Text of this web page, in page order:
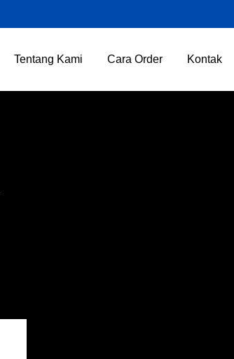
Tentang Kami Cara Order Kontak